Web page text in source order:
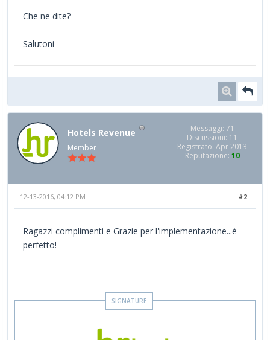
Che ne dite?
Salutoni
Hotels Revenue
Member
Messaggi: 71
Discussioni: 11
Registrato: Apr 2013
Reputazione: 10
#2
12-13-2016, 04:12 PM
Ragazzi complimenti e Grazie per l'implementazione...è
perfetto!